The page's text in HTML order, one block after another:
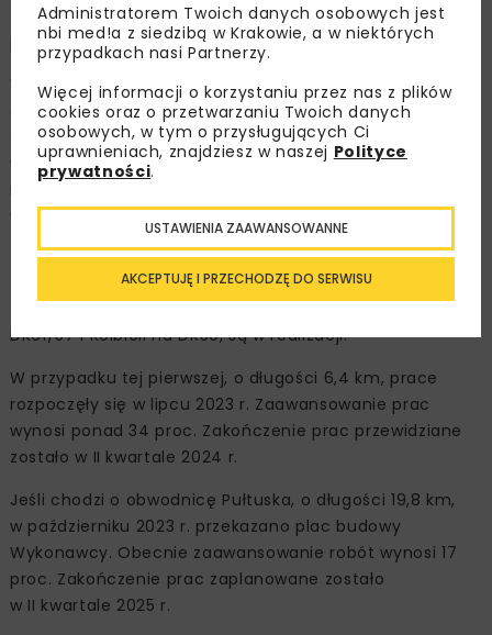
Zakończenie wszystkich prac zgodnie z umową
przewidywane jest w II kwartale 2024 r.
W procedowaniu są roszczenia wykonawcy. Oczekuje
on wydłużenia czasu na ukończenie lub dodatkowych
środków finansowych. Termin może zostać przesunięty
w sytuacji, gdy wykonawca uzasadni, że w czasie
wpływu, a uniemożliwiły prowadzenie robót.
Obwodnice
Trzy obwodnice: Lipska na DK79, Pułtuska w ciągu
DK61/57 i Kołbieli na DK50, są w realizacji.
W przypadku tej pierwszej, o długości 6,4 km, prace
rozpoczęły się w lipcu 2023 r. Zaawansowanie prac
wynosi ponad 34 proc. Zakończenie prac przewidziane
zostało w II kwartale 2024 r.
Jeśli chodzi o obwodnicę Pułtuska, o długości 19,8 km,
w październiku 2023 r. przekazano plac budowy
Wykonawcy. Obecnie zaawansowanie robót wynosi 17
proc. Zakończenie prac zaplanowane zostało
w II kwartale 2025 r.
Administratorem Twoich danych osobowych jest
nbi med!a z siedzibą w Krakowie, a w niektórych
przypadkach nasi Partnerzy.
Więcej informacji o korzystaniu przez nas z plików
cookies oraz o przetwarzaniu Twoich danych
osobowych, w tym o przysługujących Ci
uprawnieniach, znajdziesz w naszej Polityce
prywatności.
AKCEPTUJĘ I PRZECHODZĘ DO SERWISU
USTAWIENIA ZAAWANSOWANNE